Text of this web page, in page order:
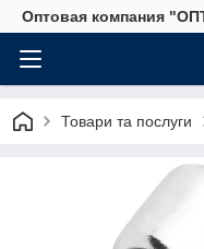
Оптовая компания
Товари та послуги